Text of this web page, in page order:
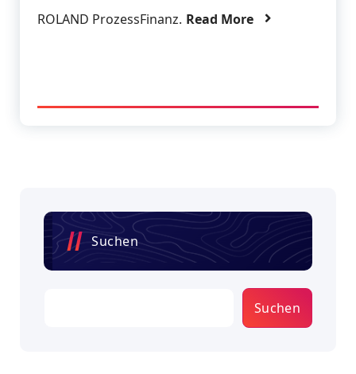
ROLAND ProzessFinanz. Read More
Suchen
Suchen